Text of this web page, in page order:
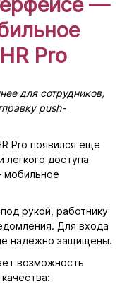
Pro
для сотрудников,
push-
Pro появился еще
легкого доступа
мобильное
рукой, работнику
Для входа
надежно защищены.
возможность